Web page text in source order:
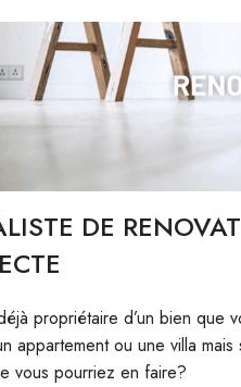
DE
propriétaire d’un bien que
appartement ou une villa
vous pourriez en faire?